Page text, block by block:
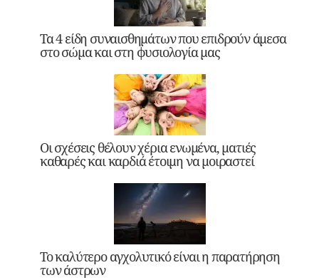
Τα 4 είδη συναισθημάτων που επιδρούν άμεσα
στο σώμα και στη φυσιολογία μας
Οι σχέσεις θέλουν χέρια ενωμένα, ματιές
καθαρές και καρδιά έτοιμη να μοιραστεί
Το καλύτερο αγχολυτικό είναι η παρατήρηση
των άστρων